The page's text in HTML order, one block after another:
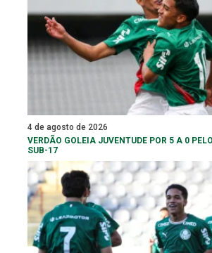
4 de agosto de 2026
VERDÃO GOLEIA JUVENTUDE POR 5 A 0
SUB-17